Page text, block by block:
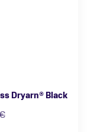
Dryarn® Black